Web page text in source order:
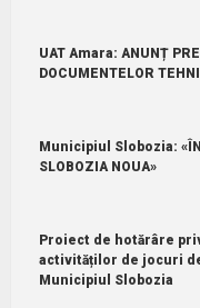
UAT Amara: ANUNȚ
DOCUMENTELOR
Municipiul Slobozia:
SLOBOZIA NOUA»
Proiect de hotărâre
activităților de jocuri
Municipiul Slobozia